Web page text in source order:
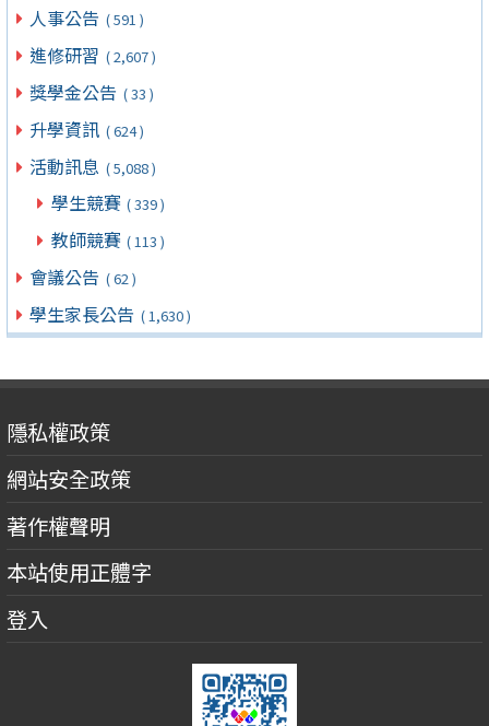
人事公告 ( 591 )
進修研習 ( 2,607 )
獎學金公告 ( 33 )
升學資訊 ( 624 )
活動訊息 ( 5,088 )
學生競賽 ( 339 )
教師競賽 ( 113 )
會議公告 ( 62 )
學生家長公告 ( 1,630 )
隱私權政策
網站安全政策
著作權聲明
本站使用正體字
登入